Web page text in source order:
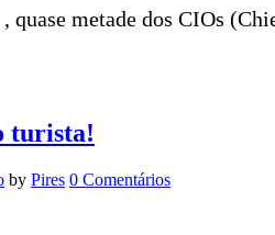
quase metade dos CIOs
turista!
by Pires 0 Comentários